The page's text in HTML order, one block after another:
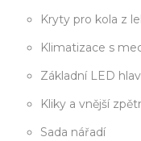
Kryty pro kola z
Klimatizace s
Základní LED
Kliky a vnější
Sada nářadí